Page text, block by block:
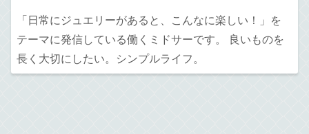
「日常にジュエリーがあると、こんなに楽しい！」を
テーマに発信している働くミドサーです。 良いものを
長く大切にしたい。シンプルライフ。